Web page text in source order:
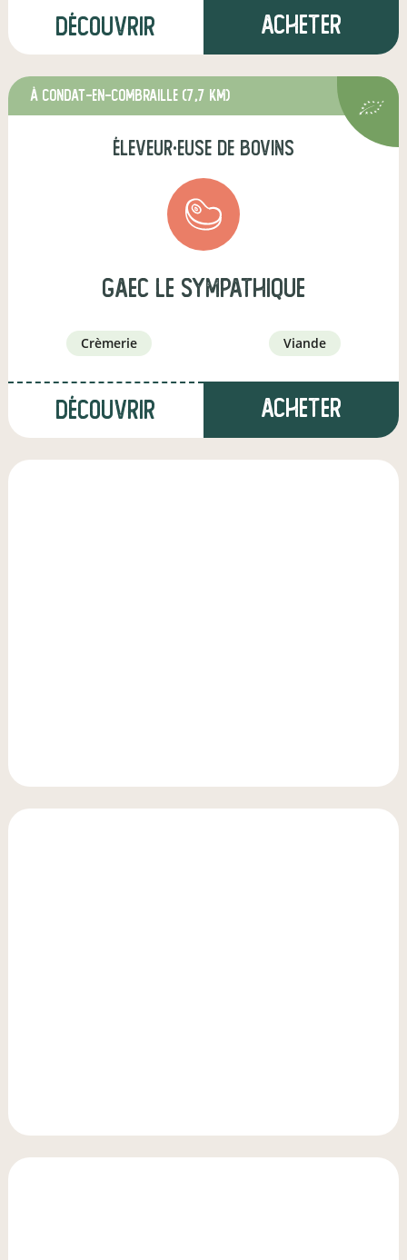
Découvrir Acheter
à Condat-en-Combraille (7,7 km)
éleveur·euse de bovins
GAEC le Sympathique
crèmerie viande
Découvrir Acheter